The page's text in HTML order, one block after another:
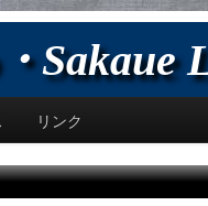
Sakaue
リンク